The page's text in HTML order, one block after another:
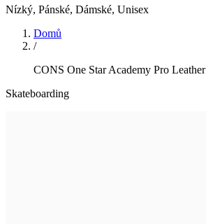
Nízký, Pánské, Dámské, Unisex
Domů
/
CONS One Star Academy Pro Leather
Skateboarding